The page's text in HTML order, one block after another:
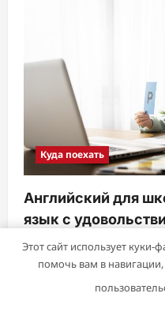
Куда поехать
Английский для
язык с
sib_ecometal 18 августа
Этот сайт использует
помочь вам в